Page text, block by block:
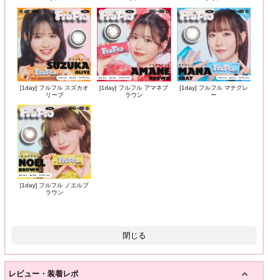
[1day] フルフル スズカオ
リーブ
[1day] フルフル アマネブ
ラウン
[1day] フルフル マナグレ
ー
[1day] フルフル ノエルブ
ラウン
閉じる
レビュー・装着レポ